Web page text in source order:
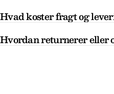
Hvad koster fragt og
Hvordan returnerer eller